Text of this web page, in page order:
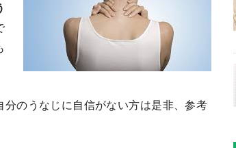
分のうなじに自信がない方は是非、参考